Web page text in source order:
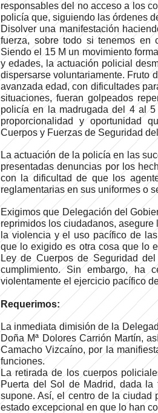
responsables del no acceso a los
policía que, siguiendo las órdenes
Disolver una manifestación
fuerza, sobre todo si tenemos en
Siendo el 15 M un movimiento
y edades, la actuación policial
dispersarse voluntariamente. Fruto
avanzada edad, con dificultades
situaciones, fueran golpeados
policía en la madrugada del 4 al
proporcionalidad y oportunidad
Cuerpos y Fuerzas de Seguridad
La actuación de la policía en las
presentadas denuncias por los
con la dificultad de que los
reglamentarias en sus uniformes o
Exigimos que Delegación del
reprimidos los ciudadanos,
la violencia y el uso pacífico de
que lo exigido es otra cosa que lo
Ley de Cuerpos de Seguridad
cumplimiento. Sin embargo, ha
violentamente el ejercicio pacífico
Requerimos:
La inmediata dimisión de la
Doña Mª Dolores Carrión Martín,
Camacho Vizcaíno, por la
funciones.
La retirada de los cuerpos
Puerta del Sol de Madrid, dada
supone. Así, el centro de la ciudad
estado excepcional en que lo han